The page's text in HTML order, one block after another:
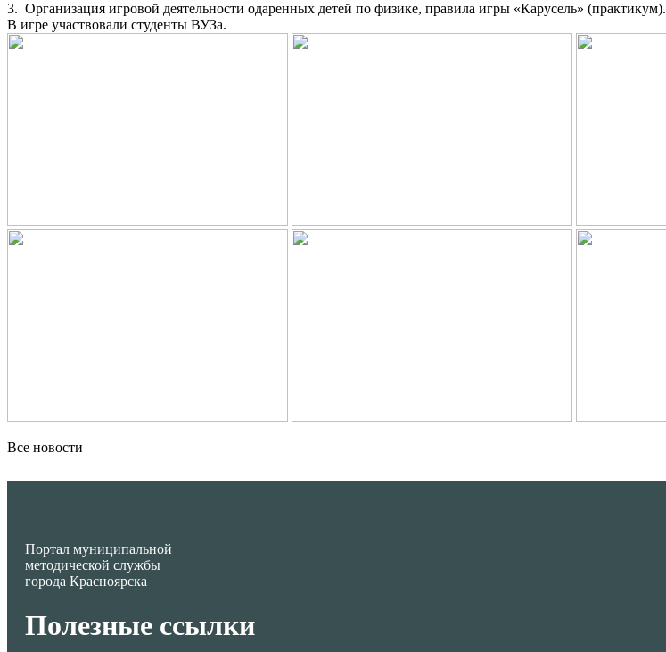
3. Организация игровой деятельности одаренных детей по физике, правила игры «Карусель» (практикум).
В игре участвовали студенты ВУЗа.
Все новости
Портал муниципальной
методической службы
города Красноярска
Полезные ссылки